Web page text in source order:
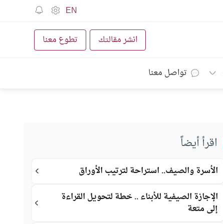
EN
انشر مقالتك تطوع معنا
تواصل معنا
اقرأ أيضاً
الأسرة والصيف.. استراحة لترتيب الأوراق
الإجازة الصيفية للأبناء .. خطة لتحويل القراءة
إلى متعة